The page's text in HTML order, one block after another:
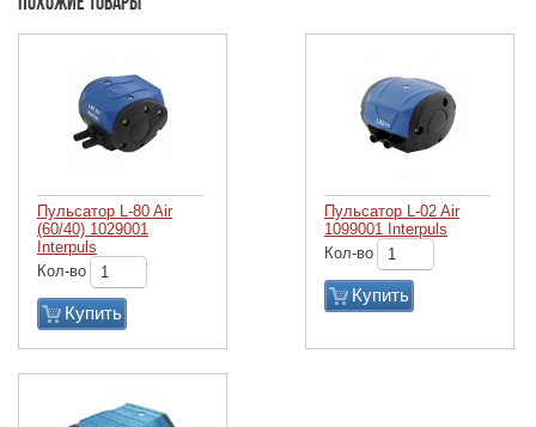
Пульсатор L-80 Air
(60/40) 1029001
Interpuls
Кол-во
Купить
Пульсатор L-02 Air
1099001 Interpuls
Кол-во
Купить